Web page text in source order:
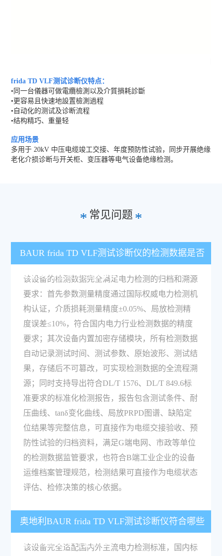
frida TD VLF测试诊断仪特点：
•同一台儀器可做電纜檢測以及介質損耗診斷
•更容易且快速地設置檢測過程
•自动化的测试及诊断流程
•结构精巧、重量轻
应用场景
多用于 20kV 中压电缆竣工交接、年度预防性试验，同步开展绝缘
老化介损诊断与开关柜、变压器等电气设备绝缘检测。
* 常见问题 *
BAUR frida TD VLF测试诊断仪的检测数据是否
满足电力检测的归档要求？
该设备的检测数据完全满足电力检测的归档和溯源
要求：首先参数测量精度通过国际权威电力检测机
构认证，介质损耗测量精度±0.05%、局放检测精
度误差≤10%，符合国内电力行业检测数据的精度
要求；其次设备内置加密存储模块，所有检测数据
自动记录测试时间、测试参数、原始波形、测试结
果，存储后不可篡改，可实现检测数据的全流程溯
源；同时支持导出符合DL/T 1576、DL/T 849.6标
准要求的标准化检测报告，报告包含测试条件、耐
压曲线、tanδ变化曲线、局放PRPD图谱、缺陷定
位结果等完整信息，可直接作为电缆交接验收、预
防性试验的归档资料，满足G端电网、市政等单位
的检测数据监管要求，也符合B端工业企业的设备
运维档案管理规范，检测结果可直接作为电缆状态
评估、检修决策的核心依据。
奥地利BAUR frida TD VLF测试诊断仪符合哪些
电力检测相关行业标准？
该设备完全适配国内外主流电力检测标准，国内标